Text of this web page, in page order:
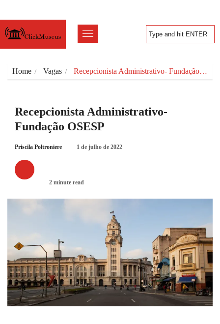
Home Vagas Recepcionista Administrativo- Fundação…
Recepcionista Administrativo-
Fundação OSESP
Priscila Poltroniere 1 de julho de 2022
2 minute read